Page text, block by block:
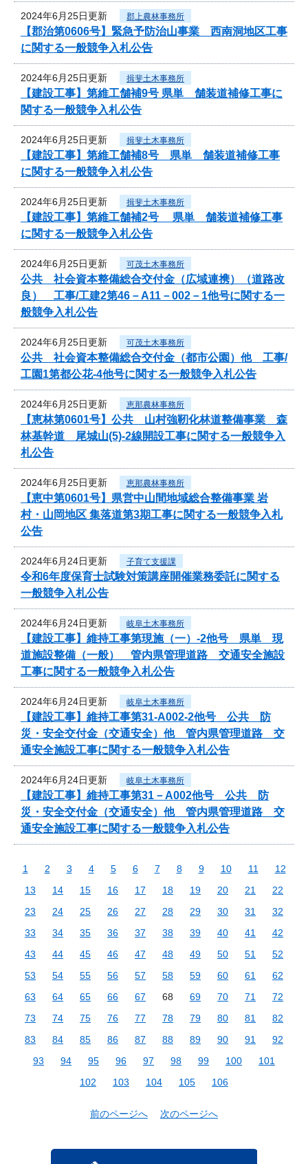
2024年6月25日更新 郡上農林事務所
【郡治第0606号】緊急予防治山事業 西南洞地区工事
に関する一般競争入札公告
2024年6月25日更新 揖斐土木事務所
【建設工事】第維工舗補9号 県単 舗装道補修工事に
関する一般競争入札公告
2024年6月25日更新 揖斐土木事務所
【建設工事】第維工舗補8号 県単 舗装道補修工事
に関する一般競争入札公告
2024年6月25日更新 揖斐土木事務所
【建設工事】第維工舗補2号 県単 舗装道補修工事
に関する一般競争入札公告
2024年6月25日更新 可茂土木事務所
公共 社会資本整備総合交付金（広域連携）（道路改
良） 工事/工建2第46－A11－002－1他号に関する一
般競争入札公告
2024年6月25日更新 可茂土木事務所
公共 社会資本整備総合交付金（都市公園）他 工事/
工園1第都公花-4他号に関する一般競争入札公告
2024年6月25日更新 恵那農林事務所
【恵林第0601号】公共 山村強靭化林道整備事業 森
林基幹道 尾城山(5)-2線開設工事に関する一般競争入
札公告
2024年6月25日更新 恵那農林事務所
【恵中第0601号】県営中山間地域総合整備事業 岩
村・山岡地区 集落道第3期工事に関する一般競争入札
公告
2024年6月24日更新 子育て支援課
令和6年度保育士試験対策講座開催業務委託に関する
一般競争入札公告
2024年6月24日更新 岐阜土木事務所
【建設工事】維持工事第現施（一）-2他号 県単 現
道施設整備（一般） 管内県管理道路 交通安全施設
工事に関する一般競争入札公告
2024年6月24日更新 岐阜土木事務所
【建設工事】維持工事第31-A002-2他号 公共 防
災・安全交付金（交通安全）他 管内県管理道路 交
通安全施設工事に関する一般競争入札公告
2024年6月24日更新 岐阜土木事務所
【建設工事】維持工事第31－A002他号 公共 防
災・安全交付金（交通安全）他 管内県管理道路 交
通安全施設工事に関する一般競争入札公告
1 2 3 4 5 6 7 8 9 10 11
12
13
14 15 16 17 18 19 20 21
22
23
24 25 26 27 28 29 30 31
32
33
34 35 36 37 38 39 40 41
42
43
44 45 46 47 48 49 50 51
52
53
54 55 56 57 58 59 60 61
62
63
64 65 66 67 68 69 70 71
72
73
74 75 76 77 78 79 80 81
82
83
84 85 86 87 88 89 90 91
92
93
94 95 96 97 98 99 100
101
102
103 104 105 106
前のページへ 次のページへ